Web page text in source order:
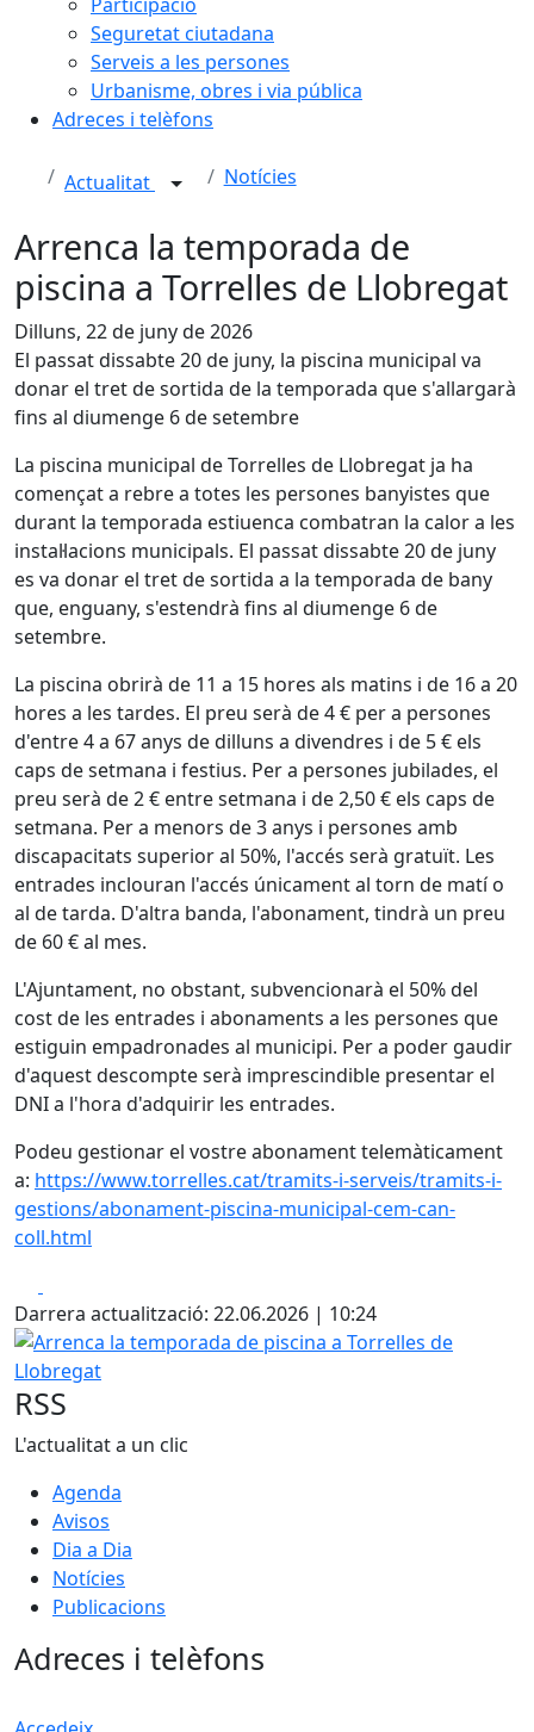
Seguretat ciutadana
Serveis a les persones
Urbanisme, obres i via pública
Adreces i telèfons
Actualitat Notícies
Arrenca la temporada de
piscina a Torrelles de Llobregat
Dilluns, 22 de juny de 2026
El passat dissabte 20 de juny, la piscina municipal va
donar el tret de sortida de la temporada que s'allargarà
fins al diumenge 6 de setembre
La piscina municipal de Torrelles de Llobregat ja ha
començat a rebre a totes les persones banyistes que
durant la temporada estiuenca combatran la calor a les
instal·lacions municipals. El passat dissabte 20 de juny
es va donar el tret de sortida a la temporada de bany
que, enguany, s'estendrà fins al diumenge 6 de
setembre.
La piscina obrirà de 11 a 15 hores als matins i de 16 a 20
hores a les tardes. El preu serà de 4 € per a persones
d'entre 4 a 67 anys de dilluns a divendres i de 5 € els
caps de setmana i festius. Per a persones jubilades, el
preu serà de 2 € entre setmana i de 2,50 € els caps de
setmana. Per a menors de 3 anys i persones amb
discapacitats superior al 50%, l'accés serà gratuït. Les
entrades inclouran l'accés únicament al torn de matí o
al de tarda. D'altra banda, l'abonament, tindrà un preu
de 60 € al mes.
L'Ajuntament, no obstant, subvencionarà el 50% del
cost de les entrades i abonaments a les persones que
estiguin empadronades al municipi. Per a poder gaudir
d'aquest descompte serà imprescindible presentar el
DNI a l'hora d'adquirir les entrades.
Podeu gestionar el vostre abonament telemàticament
a: https://www.torrelles.cat/tramits-i-serveis/tramits-i-
gestions/abonament-piscina-municipal-cem-can-
coll.html
Darrera actualització: 22.06.2026 | 10:24
Arrenca la temporada de piscina a Torrelles de Llobregat
RSS
L'actualitat a un clic
Agenda
Avisos
Dia a Dia
Notícies
Publicacions
Adreces i telèfons